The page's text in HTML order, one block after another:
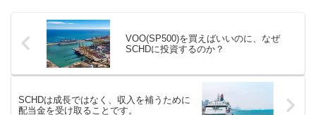
VOO(SP500)を買えばいいのに、なぜ
SCHDに投資するのか？
SCHDは成長ではなく、収入を補うために
配当金を受け取ることです。